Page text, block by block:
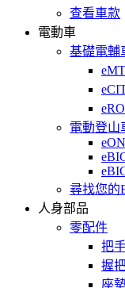
查看車款
電動車
基礎電輔
電動登山
尋找您的
人身部品
零配件
把
握
座